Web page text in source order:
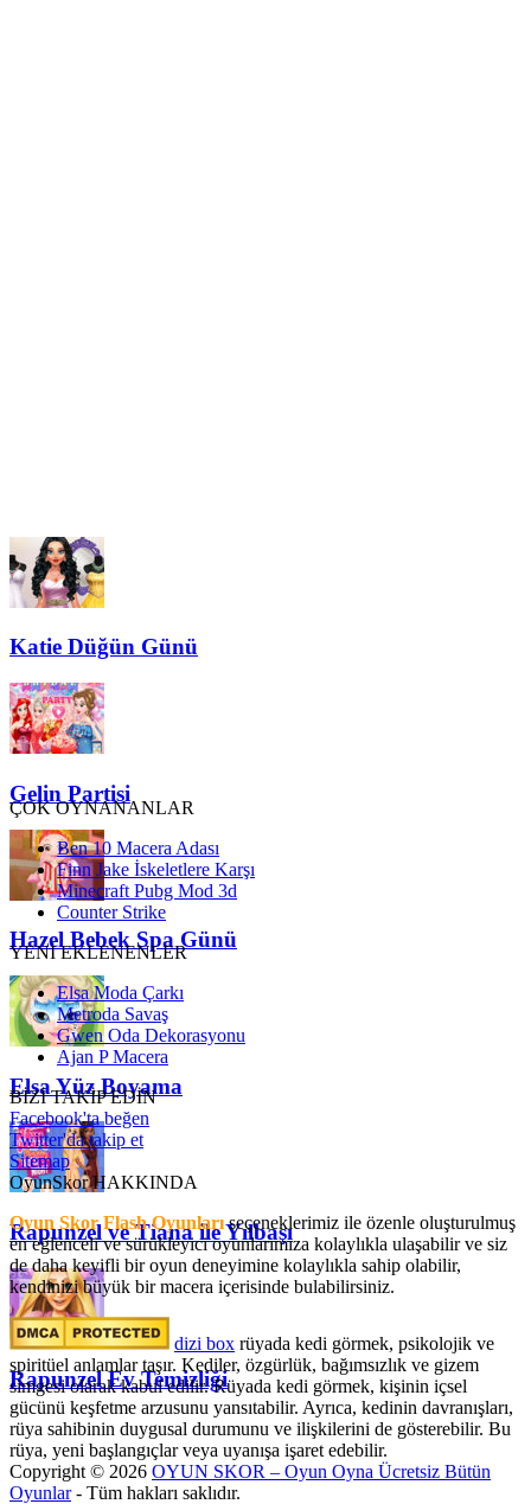
Katie Düğün Günü
Gelin Partisi
Hazel Bebek Spa Günü
Elsa Yüz Boyama
Rapunzel ve Tiana ile Yılbaşı
Rapunzel Ev Temizliği
ÇOK OYNANANLAR
Ben 10 Macera Adası
Finn Jake İskeletlere Karşı
Minecraft Pubg Mod 3d
Counter Strike
YENİ EKLENENLER
Elsa Moda Çarkı
Metroda Savaş
Gwen Oda Dekorasyonu
Ajan P Macera
BİZİ TAKİP EDİN
Facebook'ta beğen
Twitter'da takip et
Sitemap
OyunSkor HAKKINDA
Oyun Skor Flash Oyunlarıseçeneklerimiz ile özenle oluşturulmuş
en eğlenceli ve sürükleyici oyunlarımıza kolaylıkla ulaşabilir ve siz
de daha keyifli bir oyun deneyimine kolaylıkla sahip olabilir,
kendinizi büyük bir macera içerisinde bulabilirsiniz.
dizi box rüyada kedi görmek​, psikolojik ve
spiritüel anlamlar taşır. Kediler, özgürlük, bağımsızlık ve gizem
simgesi olarak kabul edilir. Rüyada kedi görmek, kişinin içsel
gücünü keşfetme arzusunu yansıtabilir. Ayrıca, kedinin davranışları,
rüya sahibinin duygusal durumunu ve ilişkilerini de gösterebilir. Bu
rüya, yeni başlangıçlar veya uyanışa işaret edebilir.
Copyright © 2026 OYUN SKOR – Oyun Oyna Ücretsiz Bütün
Oyunlar- Tüm hakları saklıdır.